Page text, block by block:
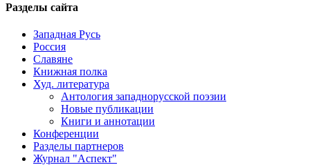
Разделы сайта
Западная Русь
Россия
Славяне
Книжная полка
Худ. литература
Антология западнорусской поэзии
Новые публикации
Книги и аннотации
Конференции
Разделы партнеров
Журнал "Аспект"